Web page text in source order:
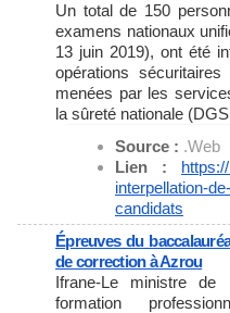
Un total de 150
examens nationaux
13 juin 2019), ont été
opérations
menées par les
la sûreté nationale
Source : .Web
Lien :
interpellation-de-
candidats
Épreuves du
de correction à Azrou
Ifrane-Le ministre de
formation